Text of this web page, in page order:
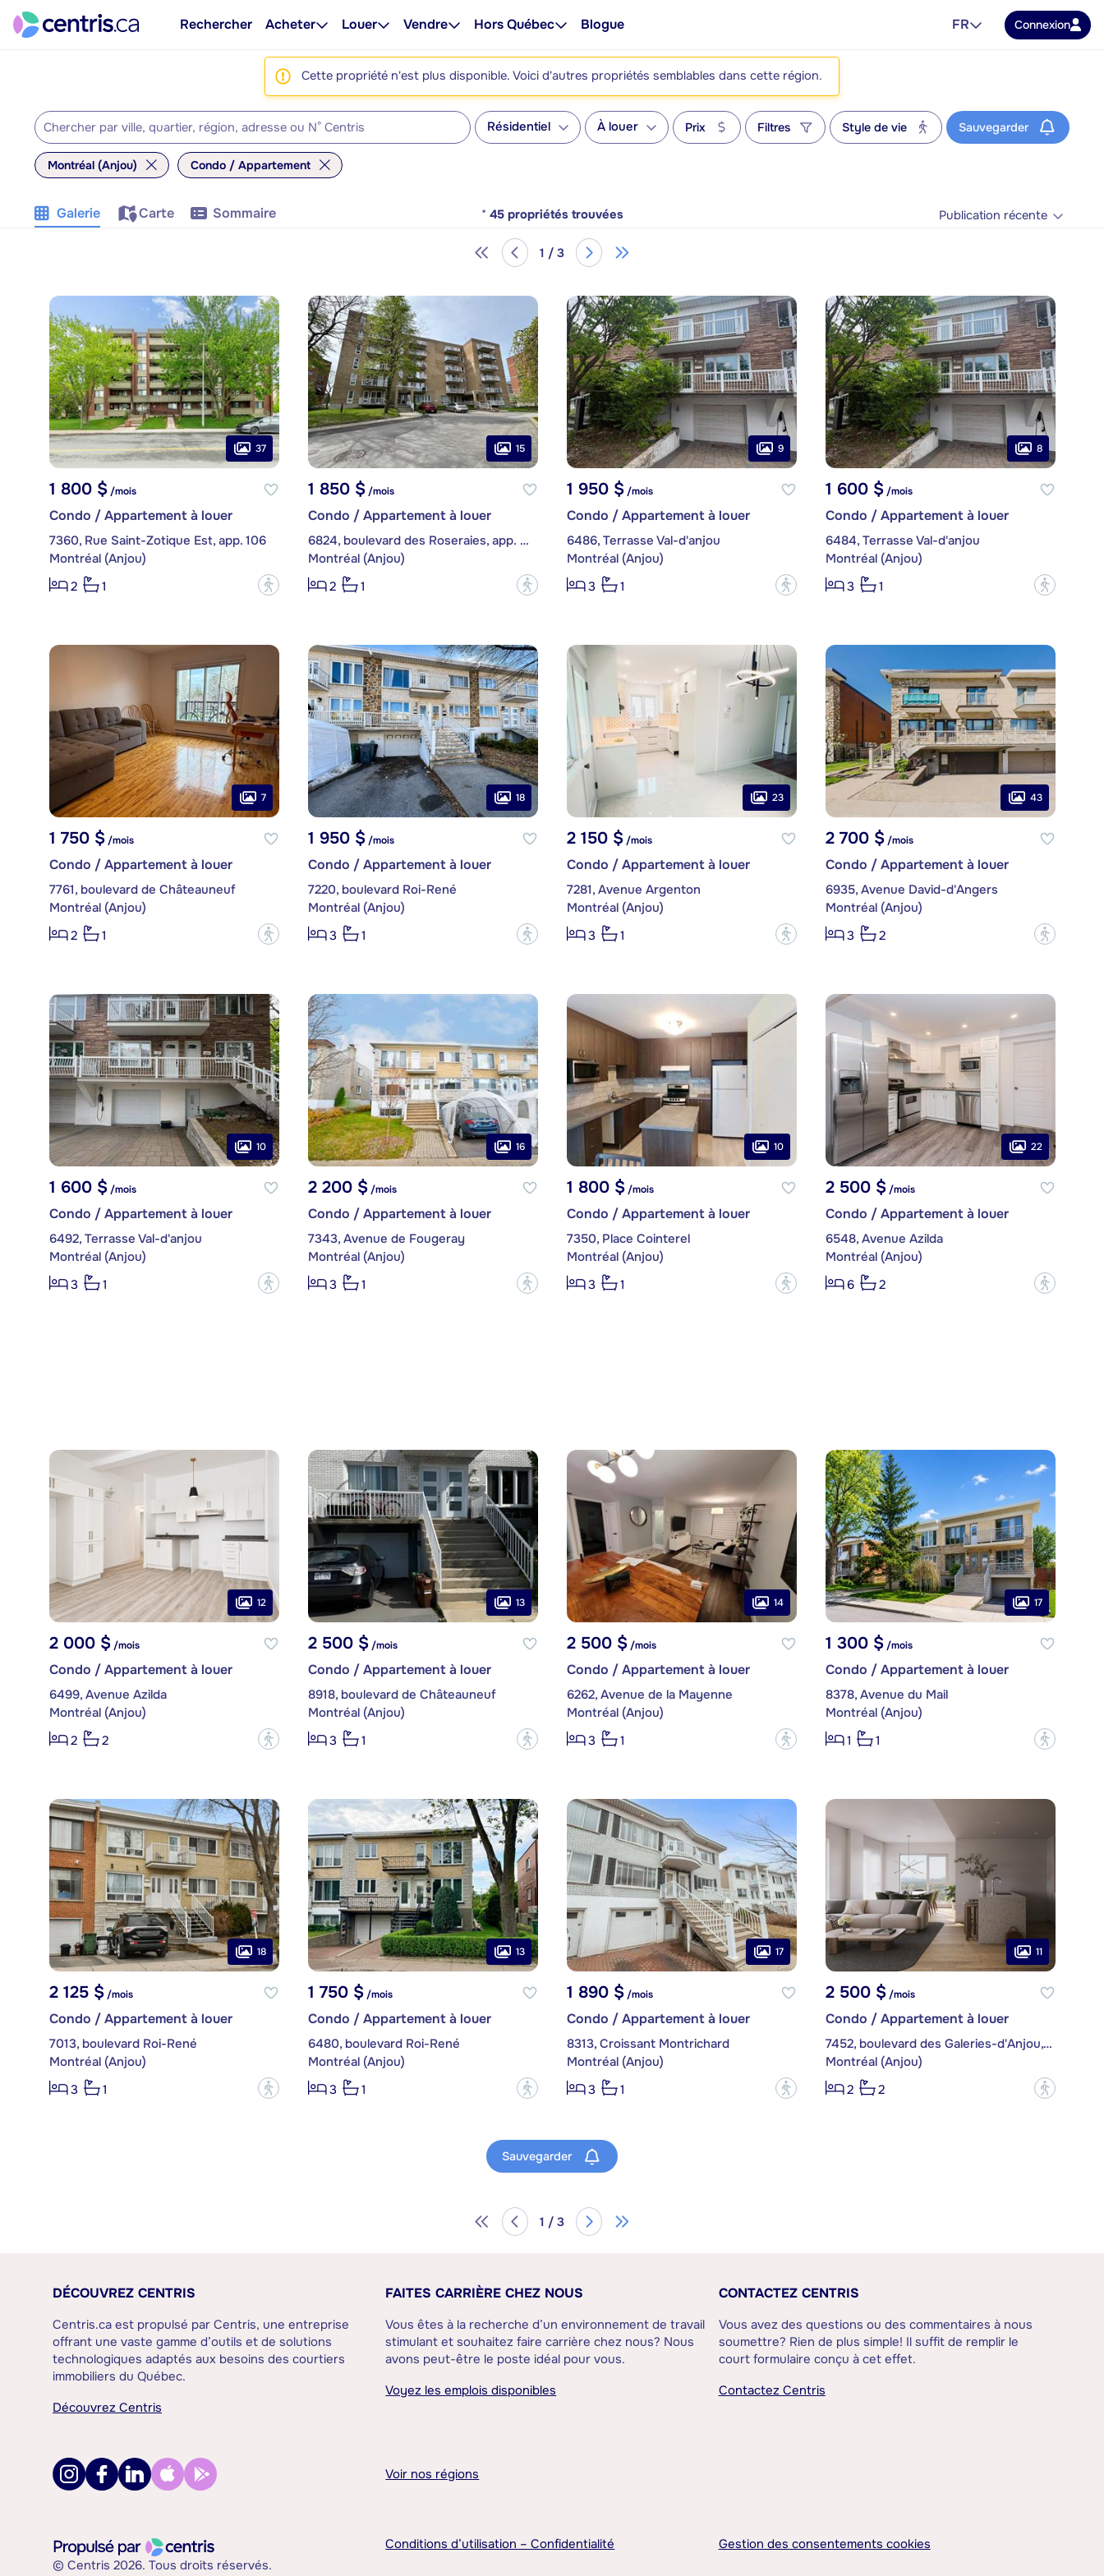
Rechercher Acheter Louer Vendre Hors Québec Blogue FR Connexion
Cette propriété n'est plus disponible. Voici d'autres propriétés semblables dans cette région.
Résidentiel À louer Prix Filtres Style de vie Sauvegarder
Montréal (Anjou) Condo / Appartement
Galerie Carte Sommaire * 45 propriétés trouvées Publication récente
1 / 3
37
1 800 $/mois
Condo / Appartement à louer
7360, Rue Saint-Zotique Est, app. 106
Montréal (Anjou)
2
1 ?
15
1 850 $/mois
Condo / Appartement à louer
6824, boulevard des Roseraies, app. 505
Montréal (Anjou)
2
1 ?
9
1 950 $/mois
Condo / Appartement à louer
6486, Terrasse Val-d'anjou
Montréal (Anjou)
3
1 ?
8
1 600 $/mois
Condo / Appartement à louer
6484, Terrasse Val-d'anjou
Montréal (Anjou)
3
1 ?
7
1 750 $/mois
Condo / Appartement à louer
7761, boulevard de Châteauneuf
Montréal (Anjou)
2
1 ?
18
1 950 $/mois
Condo / Appartement à louer
7220, boulevard Roi-René
Montréal (Anjou)
3
1 ?
23
2 150 $/mois
Condo / Appartement à louer
7281, Avenue Argenton
Montréal (Anjou)
3
1 ?
43
2 700 $/mois
Condo / Appartement à louer
6935, Avenue David-d'Angers
Montréal (Anjou)
3
2 ?
10
1 600 $/mois
Condo / Appartement à louer
6492, Terrasse Val-d'anjou
Montréal (Anjou)
3
1 ?
16
2 200 $/mois
Condo / Appartement à louer
7343, Avenue de Fougeray
Montréal (Anjou)
3
1 ?
10
1 800 $/mois
Condo / Appartement à louer
7350, Place Cointerel
Montréal (Anjou)
3
1 ?
22
2 500 $/mois
Condo / Appartement à louer
6548, Avenue Azilda
Montréal (Anjou)
6
2 ?
12
2 000 $/mois
Condo / Appartement à louer
6499, Avenue Azilda
Montréal (Anjou)
2
2 ?
13
2 500 $/mois
Condo / Appartement à louer
8918, boulevard de Châteauneuf
Montréal (Anjou)
3
1 ?
14
2 500 $/mois
Condo / Appartement à louer
6262, Avenue de la Mayenne
Montréal (Anjou)
3
1 ?
17
1 300 $/mois
Condo / Appartement à louer
8378, Avenue du Mail
Montréal (Anjou)
1
1 ?
18
2 125 $/mois
Condo / Appartement à louer
7013, boulevard Roi-René
Montréal (Anjou)
3
1 ?
13
1 750 $/mois
Condo / Appartement à louer
6480, boulevard Roi-René
Montréal (Anjou)
3
1 ?
17
1 890 $/mois
Condo / Appartement à louer
8313, Croissant Montrichard
Montréal (Anjou)
3
1 ?
11
2 500 $/mois
Condo / Appartement à louer
7452, boulevard des Galeries-d'Anjou, app. 404
Montréal (Anjou)
2
2 ?
Sauvegarder
1 / 3
DÉCOUVREZ CENTRIS
Centris.ca est propulsé par Centris, une entreprise
offrant une vaste gamme d’outils et de solutions
technologiques adaptés aux besoins des courtiers
immobiliers du Québec.
Découvrez Centris
FAITES CARRIÈRE CHEZ NOUS
Vous êtes à la recherche d’un environnement de travail
stimulant et souhaitez faire carrière chez nous? Nous
avons peut-être le poste idéal pour vous.
Voyez les emplois disponibles
CONTACTEZ CENTRIS
Vous avez des questions ou des commentaires à nous
soumettre? Rien de plus simple! Il suffit de remplir le
court formulaire conçu à cet effet.
Contactez Centris
Voir nos régions
© Centris 2026. Tous droits réservés.
Conditions d’utilisation – Confidentialité Gestion des consentements cookies